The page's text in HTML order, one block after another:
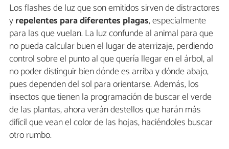
Los flashes de luz que son emitidos sirven de distractores
yrepelentes para diferentes plagas, especialmente
para las que vuelan. La luz confunde al animal para que
no pueda calcular buen el lugar de aterrizaje, perdiendo
control sobre el punto al que quería llegar en el árbol, al
no poder distinguir bien dónde es arriba y dónde abajo,
pues dependen del sol para orientarse. Además, los
insectos que tienen la programación de buscar el verde
de las plantas, ahora verán destellos que harán más
difícil que vean el color de las hojas, haciéndoles buscar
otro rumbo.